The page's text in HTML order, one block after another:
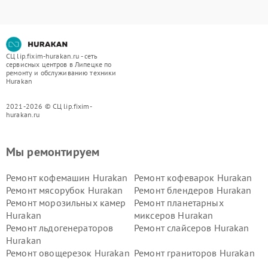
СЦ lip.fixim-hurakan.ru - сеть
сервисных центров в Липецке по
ремонту и обслуживанию техники
Hurakan
2021-2026 © СЦ lip.fixim-
hurakan.ru
Мы ремонтируем
Ремонт кофемашин Hurakan
Ремонт кофеварок Hurakan
Ремонт мясорубок Hurakan
Ремонт блендеров Hurakan
Ремонт морозильных камер
Hurakan
Ремонт планетарных
миксеров Hurakan
Ремонт льдогенераторов
Hurakan
Ремонт слайсеров Hurakan
Ремонт овощерезок Hurakan Ремонт граниторов Hurakan